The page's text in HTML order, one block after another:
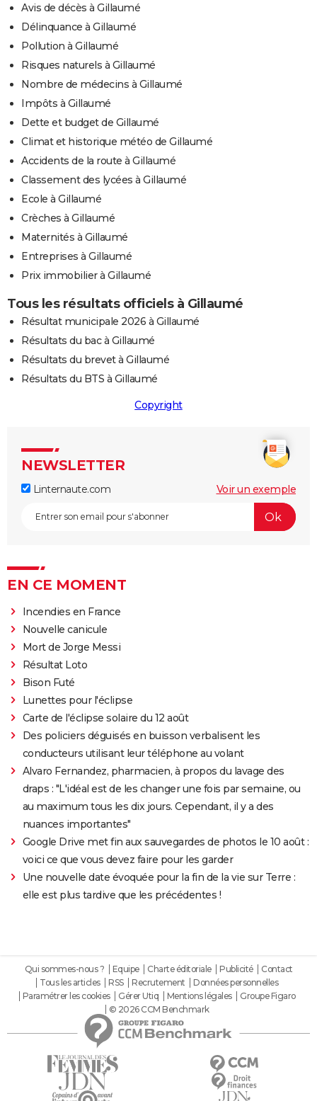
Avis de décès à Gillaumé
Délinquance à Gillaumé
Pollution à Gillaumé
Risques naturels à Gillaumé
Nombre de médecins à Gillaumé
Impôts à Gillaumé
Dette et budget de Gillaumé
Climat et historique météo de Gillaumé
Accidents de la route à Gillaumé
Classement des lycées à Gillaumé
Ecole à Gillaumé
Crèches à Gillaumé
Maternités à Gillaumé
Entreprises à Gillaumé
Prix immobilier à Gillaumé
Tous les résultats officiels à Gillaumé
Résultat municipale 2026 à Gillaumé
Résultats du bac à Gillaumé
Résultats du brevet à Gillaumé
Résultats du BTS à Gillaumé
Copyright
NEWSLETTER
Linternaute.com Voir un exemple
EN CE MOMENT
Incendies en France
Nouvelle canicule
Mort de Jorge Messi
Résultat Loto
Bison Futé
Lunettes pour l'éclipse
Carte de l'éclipse solaire du 12 août
Des policiers déguisés en buisson verbalisent les
conducteurs utilisant leur téléphone au volant
Alvaro Fernandez, pharmacien, à propos du lavage des
draps : "L'idéal est de les changer une fois par semaine, ou
au maximum tous les dix jours. Cependant, il y a des
nuances importantes"
Google Drive met fin aux sauvegardes de photos le 10 août :
voici ce que vous devez faire pour les garder
Une nouvelle date évoquée pour la fin de la vie sur Terre :
elle est plus tardive que les précédentes !
Qui sommes-nous ? Equipe Charte éditoriale Publicité
Contact
Tous les articles
RSS Recrutement
Données personnelles
Paramétrer les cookies
Gérer Utiq Mentions légales
Groupe Figaro
© 2026 CCM Benchmark